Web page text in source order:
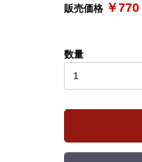
販売価格 ￥770
数量